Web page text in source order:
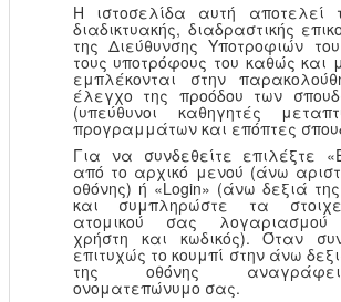
Η ιστοσελίδα αυτή αποτελεί
διαδικτυακής, διαδραστικής
της Διεύθυνσης Υποτροφιών
τους υποτρόφους του καθώς και
εμπλέκονται στην
έλεγχο της προόδου των
(υπεύθυνοι καθηγητές
προγραμμάτων και επόπτες
Για να συνδεθείτε επιλέξτε
από το αρχικό μενού (άνω
οθόνης) ή «Login» (άνω δεξιά
και συμπληρώστε τα
ατομικού σας λογαριασμού
χρήστη και κωδικός). Όταν
επιτυχώς το κουμπί στην άνω
της οθόνης
ονοματεπώνυμο σας.